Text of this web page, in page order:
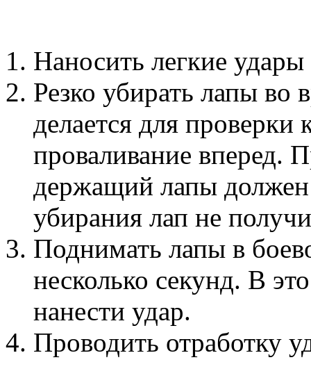
Наносить легкие
Резко убирать лапы во
делается для проверки
проваливание вперед.
держащий лапы должен
убирания лап не
Поднимать лапы в
несколько секунд. В
нанести удар.
Проводить отработку